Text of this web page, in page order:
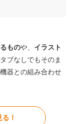
ものや、 イラスト
ブなしでもそのま
器との組み合わせ
！